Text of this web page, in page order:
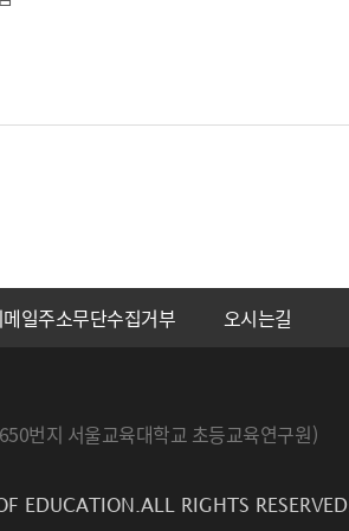
메일주소무단수집거부 오시는길
번지 서울교육대학교 초등교육연구원)
RIGHTS RESERVED.